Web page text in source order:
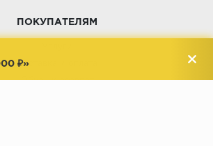
ПОКУПАТЕЛЯМ
Доставка и оплата
Обмен и возврат
₽»